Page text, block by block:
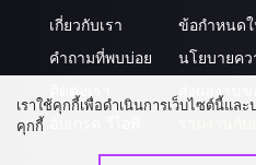
เกี่ยวกับเรา
คำถามที่พบบ่อย
ข้อกำหนด
นโยบายค
เราใช้คุกกี้เพื่อดำเนินการเว็บไซต์นี้แล
คุกกี้